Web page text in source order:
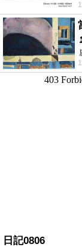
日記0806